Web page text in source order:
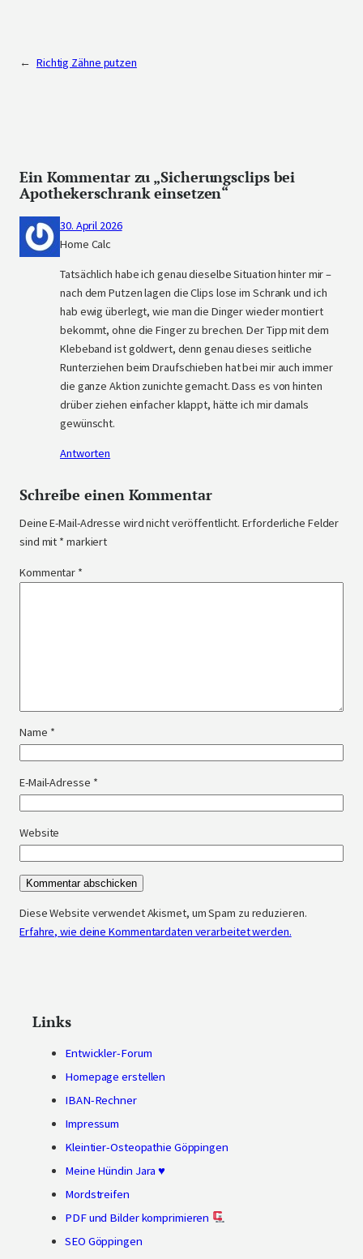
← Richtig Zähne putzen
Ein Kommentar zu „Sicherungsclips bei
Apothekerschrank einsetzen“
30. April 2026
Home Calc
Tatsächlich habe ich genau dieselbe Situation hinter mir –
nach dem Putzen lagen die Clips lose im Schrank und ich
hab ewig überlegt, wie man die Dinger wieder montiert
bekommt, ohne die Finger zu brechen. Der Tipp mit dem
Klebeband ist goldwert, denn genau dieses seitliche
Runterziehen beim Draufschieben hat bei mir auch immer
die ganze Aktion zunichte gemacht. Dass es von hinten
drüber ziehen einfacher klappt, hätte ich mir damals
gewünscht.
Antworten
Schreibe einen Kommentar
Deine E-Mail-Adresse wird nicht veröffentlicht. Erforderliche Felder
sind mit * markiert
Kommentar *
Name *
E-Mail-Adresse *
Website
Diese Website verwendet Akismet, um Spam zu reduzieren.
Erfahre, wie deine Kommentardaten verarbeitet werden.
Links
Entwickler-Forum
Homepage erstellen
IBAN-Rechner
Impressum
Kleintier-Osteopathie Göppingen
Meine Hündin Jara ♥
Mordstreifen
PDF und Bilder komprimieren
SEO Göppingen